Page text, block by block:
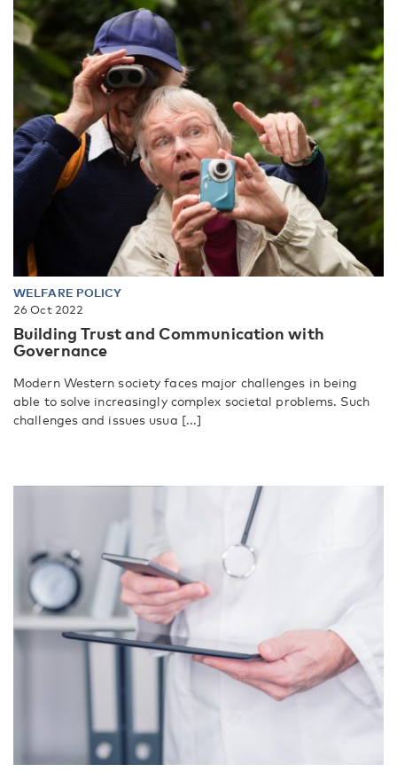
WELFARE POLICY
26 Oct 2022
Building Trust and Communication with
Governance
Modern Western society faces major challenges in being
able to solve increasingly complex societal problems. Such
challenges and issues usua [...]